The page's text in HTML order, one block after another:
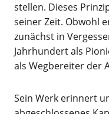
stellen. Dieses
seiner Zeit. Obwohl
zunächst in
Jahrhundert als
als Wegbereiter der
Sein Werk erinnert